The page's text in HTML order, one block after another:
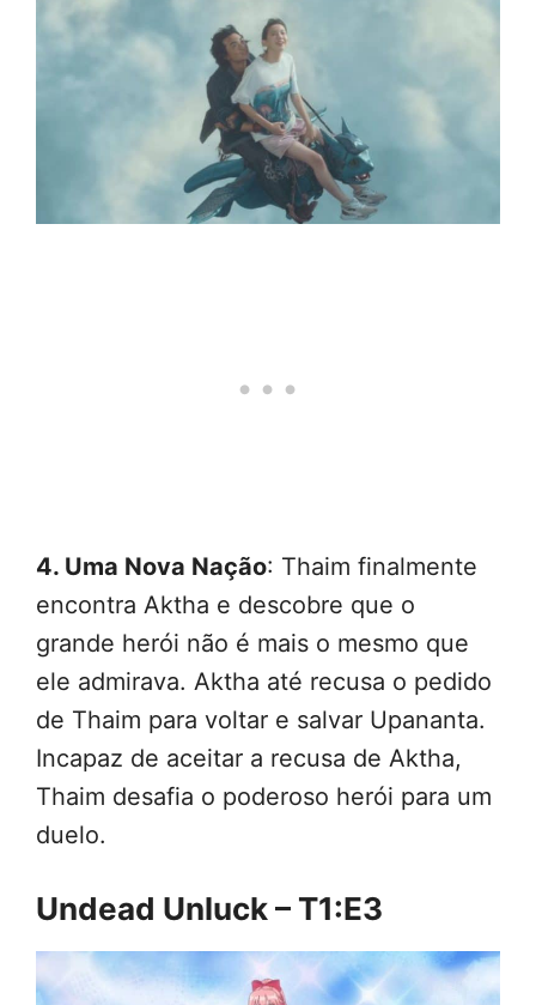
4. Uma Nova Nação: Thaim finalmente
encontra Aktha e descobre que o
grande herói não é mais o mesmo que
ele admirava. Aktha até recusa o pedido
de Thaim para voltar e salvar Upananta.
Incapaz de aceitar a recusa de Aktha,
Thaim desafia o poderoso herói para um
duelo.
Undead Unluck – T1:E3